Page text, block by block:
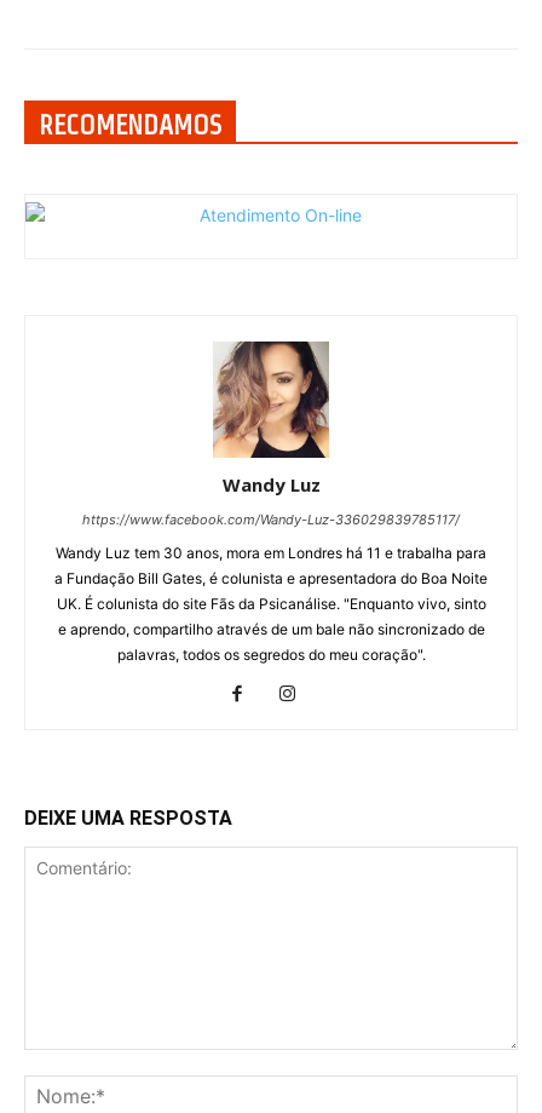
RECOMENDAMOS
Wandy Luz
https://www.facebook.com/Wandy-Luz-336029839785117/
Wandy Luz tem 30 anos, mora em Londres há 11 e trabalha para
a Fundação Bill Gates, é colunista e apresentadora do Boa Noite
UK. É colunista do site Fãs da Psicanálise. "Enquanto vivo, sinto
e aprendo, compartilho através de um bale não sincronizado de
palavras, todos os segredos do meu coração".
DEIXE UMA RESPOSTA